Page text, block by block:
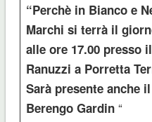
“Perchè in Bianco e
Marchi si terrà il
alle ore 17.00 presso
Ranuzzi a Porretta
Sarà presente anche
Berengo Gardin“